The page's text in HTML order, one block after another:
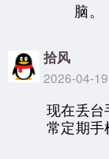
脑。
拾风
2026-04-
现在丢台
常定期手